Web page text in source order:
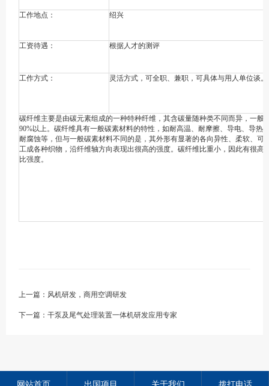
工作地点： 绍兴
工资待遇： 根据人才的测评
工作方式： 灵活方式，可全职、兼职，可具体与用人单位谈。
碳纤维主要是由碳元素组成的一种特种纤维，其含碳量随种类不同而异，一般
90%以上。碳纤维具有一般碳素材料的特性，如耐高温、耐摩擦、导电、导热
耐腐蚀等，但与一般碳素材料不同的是，其外形有显著的各向异性、柔软、可
工成各种织物，沿纤维轴方向表现出很高的强度。碳纤维比重小，因此有很高
比强度。
上一篇： 风机研发，商用空调研发
下一篇：干泵及尾气处理装置一体机研发应用专家